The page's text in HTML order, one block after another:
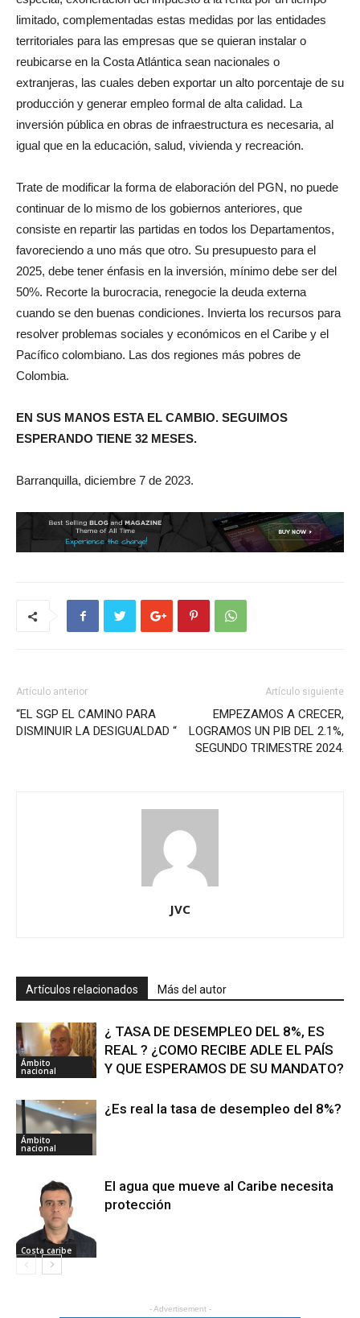
limitado, complementadas estas medidas por las entidades
territoriales para las empresas que se quieran instalar o
reubicarse en la Costa Atlántica sean nacionales o
extranjeras, las cuales deben exportar un alto porcentaje de su
producción y generar empleo formal de alta calidad. La
inversión pública en obras de infraestructura es necesaria, al
igual que en la educación, salud, vivienda y recreación.
Trate de modificar la forma de elaboración del PGN, no puede
continuar de lo mismo de los gobiernos anteriores, que
consiste en repartir las partidas en todos los Departamentos,
favoreciendo a uno más que otro. Su presupuesto para el
2025, debe tener énfasis en la inversión, mínimo debe ser del
50%. Recorte la burocracia, renegocie la deuda externa
cuando se den buenas condiciones. Invierta los recursos para
resolver problemas sociales y económicos en el Caribe y el
Pacífico colombiano. Las dos regiones más pobres de
Colombia.
EN SUS MANOS ESTA EL CAMBIO. SEGUIMOS
ESPERANDO TIENE 32 MESES.
Barranquilla, diciembre 7 de 2023.
Artículo anterior
“EL SGP EL CAMINO PARA
DISMINUIR LA DESIGUALDAD “
Artículo siguiente
EMPEZAMOS A CRECER,
LOGRAMOS UN PIB DEL 2.1%,
SEGUNDO TRIMESTRE 2024.
JVC
Artículos relacionados Más del autor
Ámbito
nacional
¿ TASA DE DESEMPLEO DEL 8%, ES
REAL ? ¿COMO RECIBE ADLE EL PAÍS
Y QUE ESPERAMOS DE SU MANDATO?
Ámbito
nacional
¿Es real la tasa de desempleo del 8%?
Costa caribe
El agua que mueve al Caribe necesita
protección
- Advertisement -